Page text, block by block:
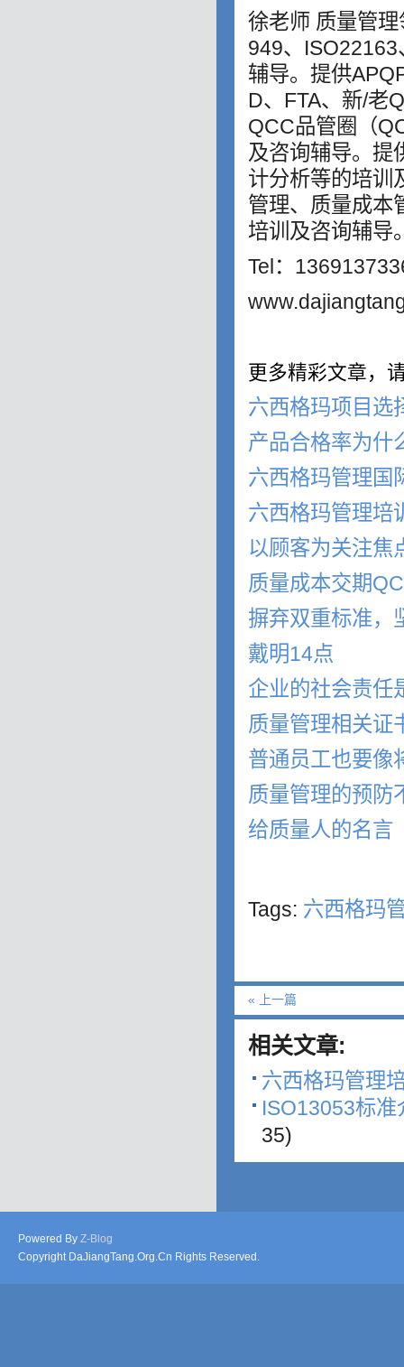
徐老师 质量管
949、
辅导。提供
D、FTA、新/老
QCC品管圈（
及咨询辅导。提
计分析等的培训
管理、质量成本
培训及咨询辅导
Tel：
更多精彩文章，
六西格玛项目选
产品合格率为什
六西格玛管理国
六西格玛管理培
以顾客为关注焦
质量成本交期
摒弃双重标准，
戴明14点
企业的社会责任
质量管理相关证
普通员工也要像
质量管理的预防
给质量人的名言
Tags: 六西格玛
« 上一篇
相关文章:
六西格玛管理
ISO13053标
35)
Powered By Z-Blog
Copyright DaJiangTang.Org.Cn Rights Reserved.